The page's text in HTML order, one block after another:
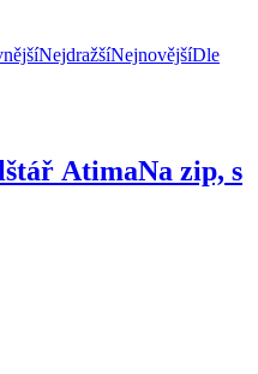
NejdražšíNejnovějšíDle
AtimaNa zip, s